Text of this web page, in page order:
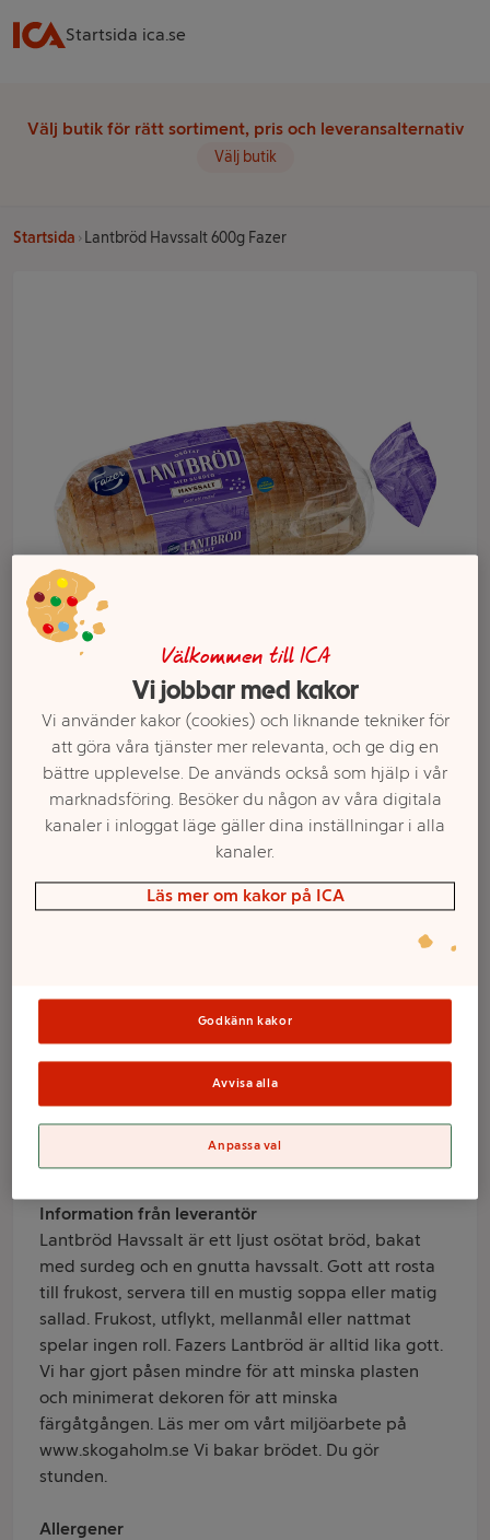
Startsida ica.se
Välj butik för rätt sortiment, pris och leveransalternativ
Välj butik
Startsida Lantbröd Havssalt 600g Fazer
Lantbröd
Fazer
Fazer
Information från leverantör
Lantbröd Havssalt är ett ljust osötat bröd, bakat
med surdeg och en gnutta havssalt. Gott att rosta
till frukost, servera till en mustig soppa eller matig
sallad. Frukost, utflykt, mellanmål eller nattmat
spelar ingen roll. Fazers Lantbröd är alltid lika gott.
Vi har gjort påsen mindre för att minska plasten
och minimerat dekoren för att minska
färgåtgången. Läs mer om vårt miljöarbete på
www.skogaholm.se Vi bakar brödet. Du gör
stunden.
Allergener
Välj butik och handla
Sortimentet kan variera mellan butikerna
Välkommen till ICA
Vi jobbar med kakor
Vi använder kakor (cookies) och liknande tekniker för
att göra våra tjänster mer relevanta, och ge dig en
bättre upplevelse. De används också som hjälp i vår
marknadsföring. Besöker du någon av våra digitala
kanaler i inloggat läge gäller dina inställningar i alla
kanaler.
Läs mer om kakor på ICA
Godkänn kakor
Avvisa alla
Anpassa val